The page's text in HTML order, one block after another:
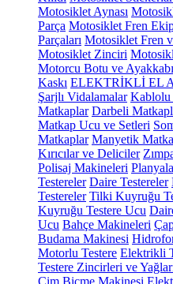
Motosiklet Aynası
Parça Motosiklet Fren
Parçaları Motosiklet Fren
Motosiklet Zinciri
Motorcu Botu ve
Kaskı ELEKTRİKLİ EL
Şarjlı Vidalamalar Kablolu
Matkaplar Darbeli
Matkap Ucu ve Setleri
Matkaplar Manyetik
Kırıcılar ve Deliciler
Polisaj Makineleri
Testereler Daire Testereler
Testereler Tilki Kuyruğu
Kuyruğu Testere Ucu
Ucu Bahçe Makineleri
Budama Makinesi
Motorlu Testere Elektrikli
Testere Zincirleri ve
Çim Biçme Makinesi